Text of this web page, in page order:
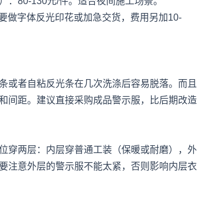
做字体反光印花或加急交货，费用另加10-
或者自粘反光条在几次洗涤后容易脱落。而且
间距。建议直接采购成品警示服，比后期改造
穿两层：内层穿普通工装（保暖或耐磨），外
注意外层的警示服不能太紧，否则影响内层衣